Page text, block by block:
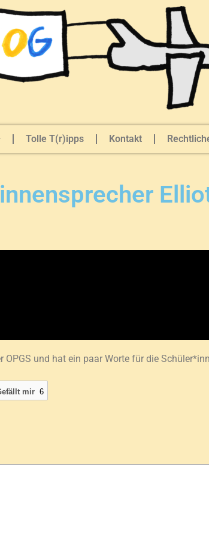
Tolle T(r)ipps Kontakt
und hat ein paar Worte für die
mir 6